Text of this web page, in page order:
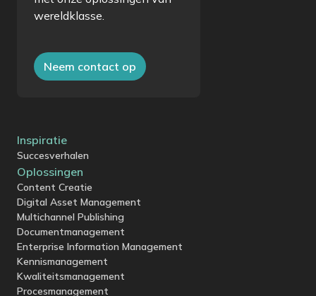
wereldklasse.
Neem contact op
Inspiratie
Succesverhalen
Oplossingen
Content Creatie
Digital Asset Management
Multichannel Publishing
Documentmanagement
Enterprise Information Management
Kennismanagement
Kwaliteitsmanagement
Procesmanagement